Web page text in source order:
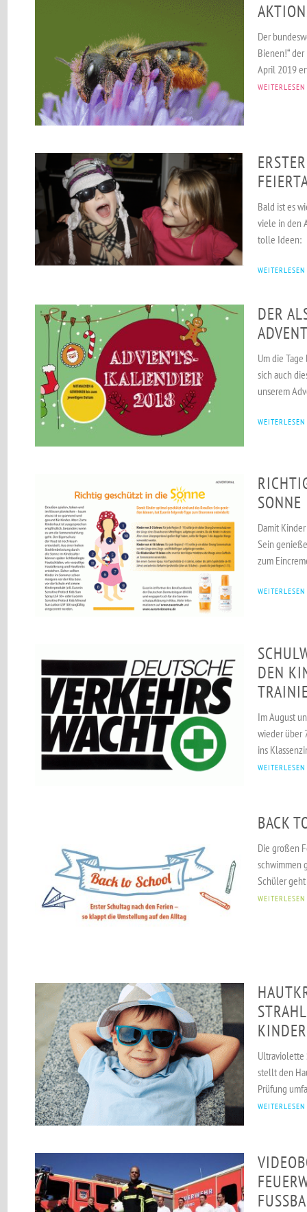
Der
Bienen!“
April 2019
WEITERLESEN
Bald ist es
viele in den
tolle Ideen:
WEITERLESEN
DER
Um die
sich auch
unserem
WEITERLESEN
SONNE
Damit
Sein
zum
WEITERLESEN
DEN
Im August
wieder über
ins
WEITERLESEN
BACK
Die großen
schwimmen
Schüler
WEITERLESEN
Ultraviolette
stellt den
Prüfung
WEITERLESEN